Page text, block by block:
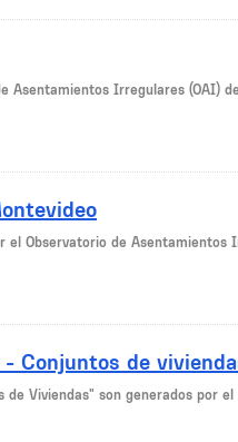
Asentamientos Irregulares (OAI)
Observatorio de Asentamientos
Conjuntos de
Viviendas" son generados por el